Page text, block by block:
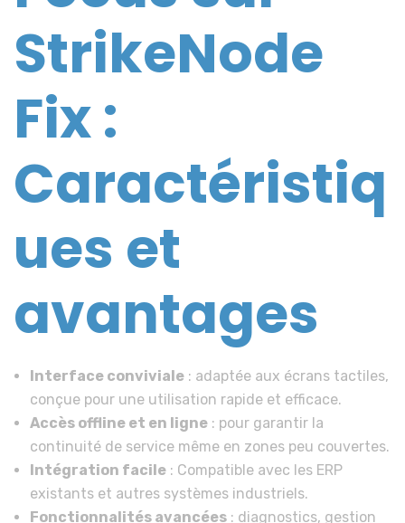
StrikeNode
Fix :
Caractéristiq
ues et
avantages
Interface conviviale : adaptée aux écrans tactiles,
conçue pour une utilisation rapide et efficace.
Accès offline et en ligne : pour garantir la
continuité de service même en zones peu couvertes.
Intégration facile : Compatible avec les ERP
existants et autres systèmes industriels.
Fonctionnalités avancées : diagnostics, gestion